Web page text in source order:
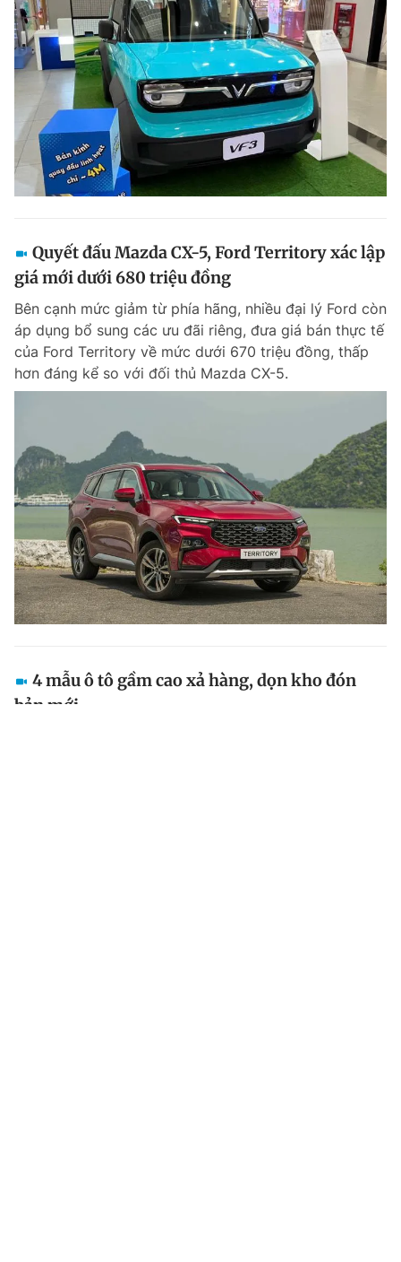
Quyết đấu Mazda CX-5, Ford Territory xác lập
giá mới dưới 680 triệu đồng
Bên cạnh mức giảm từ phía hãng, nhiều đại lý Ford còn
áp dụng bổ sung các ưu đãi riêng, đưa giá bán thực tế
của Ford Territory về mức dưới 670 triệu đồng, thấp
hơn đáng kể so với đối thủ Mazda CX-5.
4 mẫu ô tô gầm cao xả hàng, dọn kho đón
bản mới